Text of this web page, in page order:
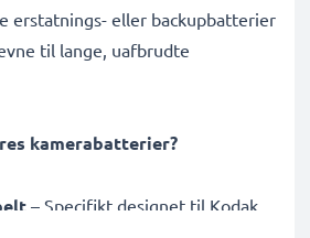
erstatnings- eller backupbatterier
til lange, uafbrudte
kamerabatterier?
– Specifikt designet til Kodak